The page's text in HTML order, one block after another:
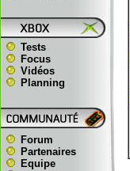
Tests
Focus
Vidéos
Planning
Forum
Partenaires
Equipe